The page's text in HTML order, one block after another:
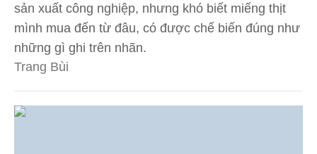
sản xuất công nghiệp, nhưng khó biết miếng thịt
mình mua đến từ đâu, có được chế biến đúng như
những gì ghi trên nhãn.
Trang Bùi